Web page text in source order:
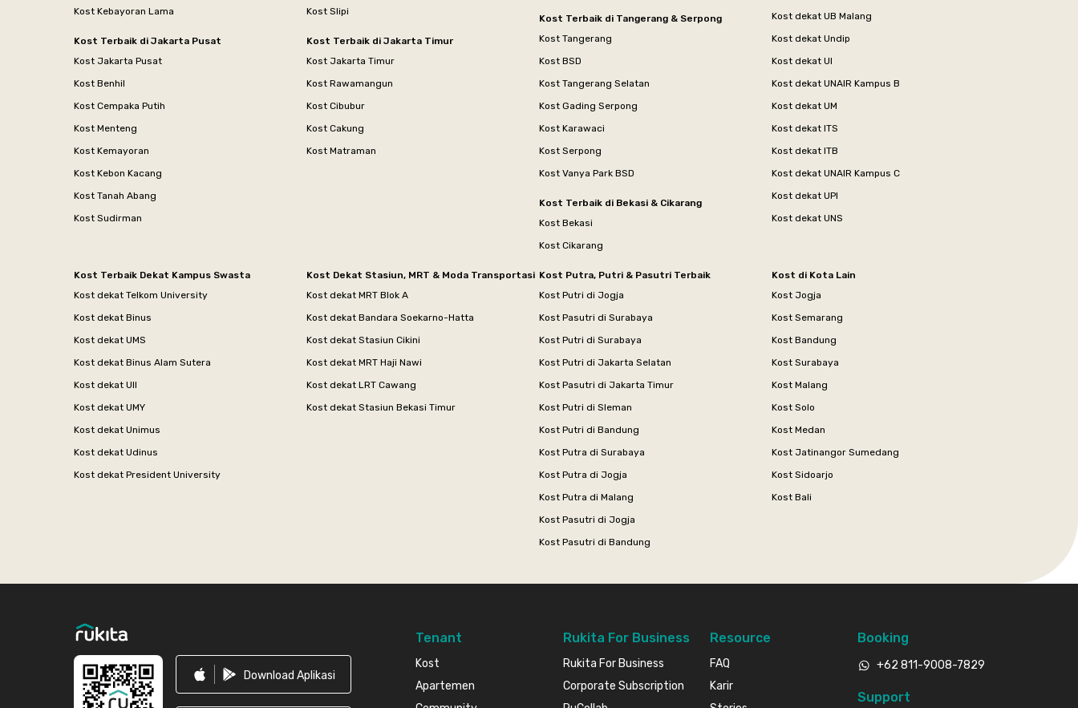
Kost Kebayoran Lama
Kost Terbaik di Jakarta Pusat
Kost Jakarta Pusat
Kost Benhil
Kost Cempaka Putih
Kost Menteng
Kost Kemayoran
Kost Kebon Kacang
Kost Tanah Abang
Kost Sudirman
Kost Slipi
Kost Terbaik di Jakarta Timur
Kost Jakarta Timur
Kost Rawamangun
Kost Cibubur
Kost Cakung
Kost Matraman
Kost Terbaik di Tangerang & Serpong
Kost Tangerang
Kost BSD
Kost Tangerang Selatan
Kost Gading Serpong
Kost Karawaci
Kost Serpong
Kost Vanya Park BSD
Kost Terbaik di Bekasi & Cikarang
Kost Bekasi
Kost Cikarang
Kost dekat UB Malang
Kost dekat Undip
Kost dekat UI
Kost dekat UNAIR Kampus B
Kost dekat UM
Kost dekat ITS
Kost dekat ITB
Kost dekat UNAIR Kampus C
Kost dekat UPI
Kost dekat UNS
Kost Terbaik Dekat Kampus Swasta
Kost dekat Telkom University
Kost dekat Binus
Kost dekat UMS
Kost dekat Binus Alam Sutera
Kost dekat UII
Kost dekat UMY
Kost dekat Unimus
Kost dekat Udinus
Kost dekat President University
Kost Dekat Stasiun, MRT & Moda Transportasi
Kost dekat MRT Blok A
Kost dekat Bandara Soekarno-Hatta
Kost dekat Stasiun Cikini
Kost dekat MRT Haji Nawi
Kost dekat LRT Cawang
Kost dekat Stasiun Bekasi Timur
Kost Putra, Putri & Pasutri Terbaik
Kost Putri di Jogja
Kost Pasutri di Surabaya
Kost Putri di Surabaya
Kost Putri di Jakarta Selatan
Kost Pasutri di Jakarta Timur
Kost Putri di Sleman
Kost Putri di Bandung
Kost Putra di Surabaya
Kost Putra di Jogja
Kost Putra di Malang
Kost Pasutri di Jogja
Kost Pasutri di Bandung
Kost di Kota Lain
Kost Jogja
Kost Semarang
Kost Bandung
Kost Surabaya
Kost Malang
Kost Solo
Kost Medan
Kost Jatinangor Sumedang
Kost Sidoarjo
Kost Bali
Download Aplikasi
Tenant
Kost
Apartemen
Rukita For Business
Rukita For Business
Corporate Subscription
Resource
FAQ
Karir
Booking
+62 811-9008-7829
Support